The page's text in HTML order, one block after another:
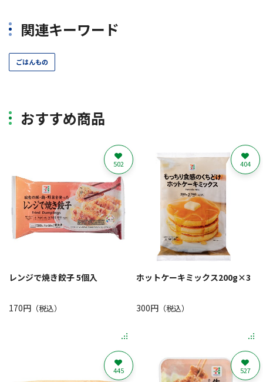
関連キーワード
ごはんもの
おすすめ商品
レンジで焼き餃子 5個入
170円 （税込）
502
ホットケーキミックス200g×3
300円（税込）
404
445 527